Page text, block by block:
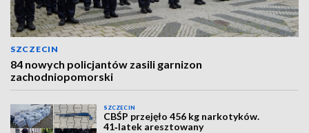
SZCZECIN
84 nowych policjantów zasili garnizon
zachodniopomorski
SZCZECIN
CBŚP przejęło 456 kg narkotyków.
41‑latek aresztowany